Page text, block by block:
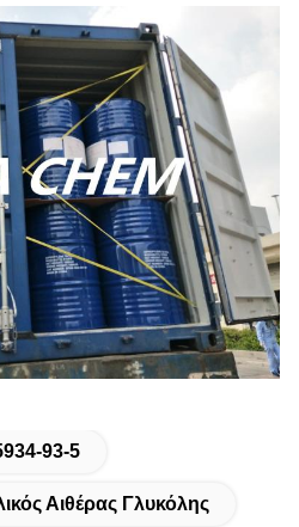
93-5
Αιθέρας Γλυκόλης